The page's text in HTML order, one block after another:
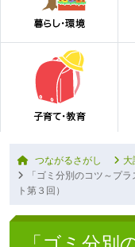
つながるさがし
大
「ゴミ分別のコツ～プ
ト第３回）